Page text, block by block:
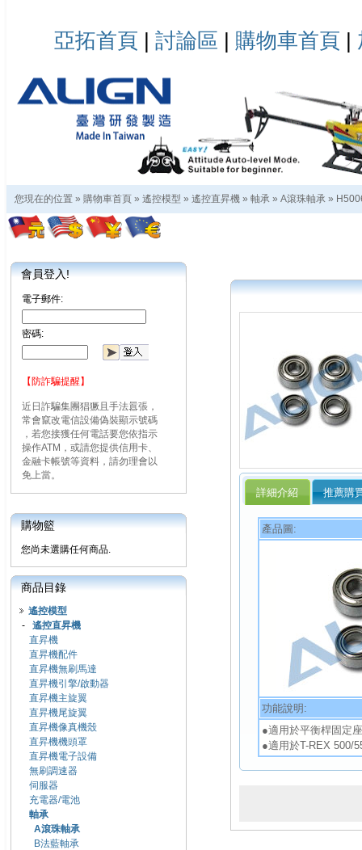
亞拓首頁 | 討論區 | 購物車首頁 |
您現在的位置 » 購物車首頁 » 遙控模型 » 遙控直昇機 » 軸承 » A滾珠軸承 »
會員登入!
電子郵件:
密碼:
【防詐騙提醒】
近日詐騙集團猖獗且手法囂張，
常會竄改電信設備偽裝顯示號碼
，若您接獲任何電話要您依指示
操作ATM，或請您提供信用卡、
金融卡帳號等資料，請勿理會以
免上當。
購物籃
您尚未選購任何商品.
商品目錄
遙控模型
- 遙控直昇機
直昇機
直昇機配件
直昇機無刷馬達
直昇機引擎/啟動器
直昇機主旋翼
直昇機尾旋翼
直昇機像真機殼
直昇機機頭罩
直昇機電子設備
無刷調速器
伺服器
充電器/電池
軸承
A滾珠軸承
B法藍軸承
詳細介紹 推薦購
產品圖:
功能說明:
●適用於平衡桿固定
●適用於T-REX 500/